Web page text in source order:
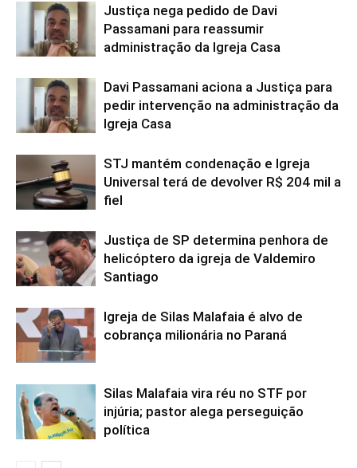
Justiça nega pedido de Davi
Passamani para reassumir
administração da Igreja Casa
Davi Passamani aciona a Justiça para
pedir intervenção na administração da
Igreja Casa
STJ mantém condenação e Igreja
Universal terá de devolver R$ 204 mil a
fiel
Justiça de SP determina penhora de
helicóptero da igreja de Valdemiro
Santiago
Igreja de Silas Malafaia é alvo de
cobrança milionária no Paraná
Silas Malafaia vira réu no STF por
injúria; pastor alega perseguição
política